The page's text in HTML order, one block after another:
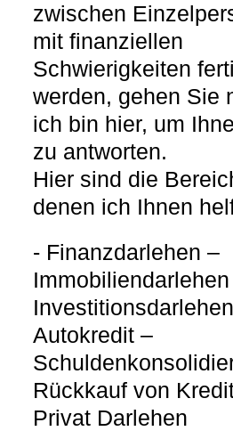
zwischen
mit finanziellen
Schwierigkeiten
werden, gehen Sie
ich bin hier, um
zu antworten.
Hier sind die
denen ich Ihnen
- Finanzdarlehen –
Autokredit –
Rückkauf von
Privat Darlehen